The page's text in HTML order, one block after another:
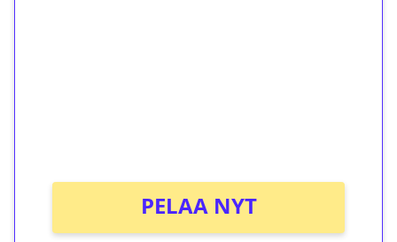
PELAA NYT